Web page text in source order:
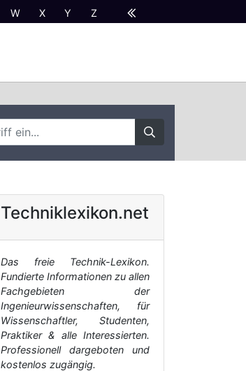
W X Y Z
Techniklexikon.net
Das freie Technik-Lexikon.
Fundierte Informationen zu allen
Fachgebieten der
Ingenieurwissenschaften, für
Wissenschaftler, Studenten,
Praktiker & alle Interessierten.
Professionell dargeboten und
kostenlos zugängig.